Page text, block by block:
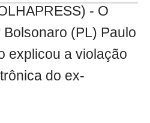
- O
(PL) Paulo
explicou a violação
do ex-